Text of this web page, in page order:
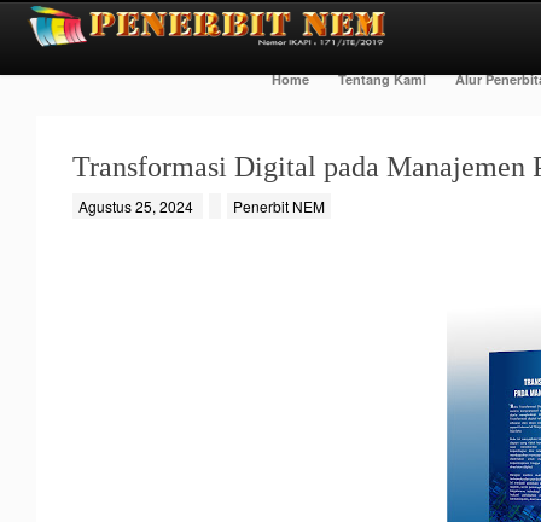
Home Tentang Kami Alur
Transformasi Digital pada Manajemen
Agustus 25, 2024 Penerbit NEM